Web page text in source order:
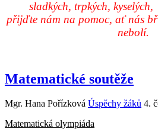
sladkých, trpkých, kyselých,
přijďte nám na pomoc, ať nás
nebolí.
Matematické soutěže
Mgr. Hana Pořízková Úspěchy žáků 4.
Matematická olympiáda